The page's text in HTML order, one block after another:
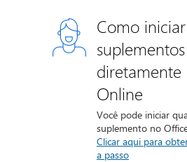
Como iniciar
suplementos
Online
Você pode iniciar
suplemento no
Clicar aqui para
a passo